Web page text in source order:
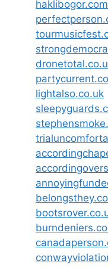
haklibogor.com
lightalso.co.uk